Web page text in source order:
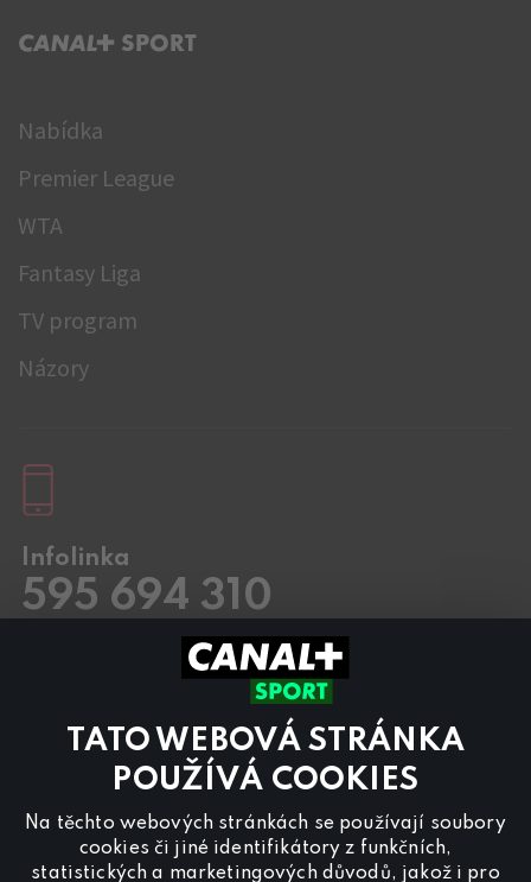
TATO WEBOVÁ STRÁNKA
POUŽÍVÁ COOKIES
Na těchto webových stránkách se používají soubory
cookies či jiné identifikátory z funkčních,
statistických a marketingových důvodů, jakož i pro
C+ SPORT
Nabídka
Premier League
WTA
Fantasy Liga
TV program
Názory
Infolinka
595 694 310
8.00 – 20:00
8.00 – 18:00
inzerci na programu CANAL+ Sport
nás
kontaktujte nareklama@canalplus.cz
Naši redakci kontaktujete na
redakce@canalplus.cz